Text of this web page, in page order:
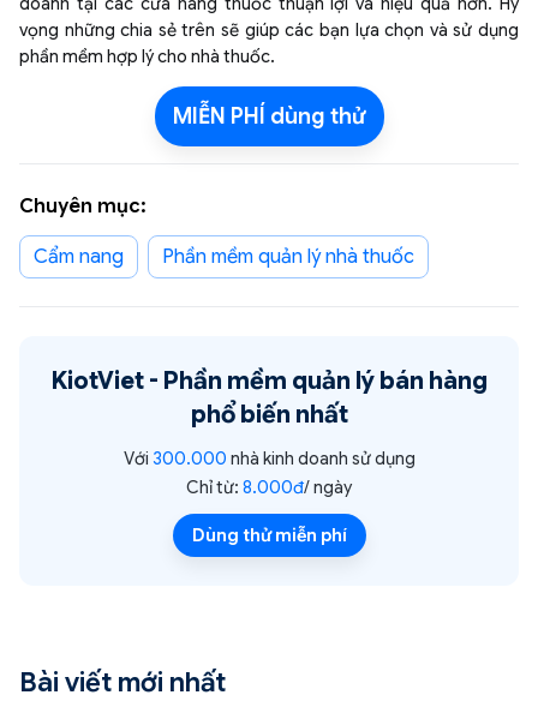
vọng những chia sẻ trên sẽ giúp các bạn lựa chọn và sử dụng
phần mềm hợp lý cho nhà thuốc.
MIỄN PHÍ dùng thử
Chuyên mục:
Cẩm nang phần mềm quản lý nhà thuốc
KiotViet - Phần mềm quản lý bán hàng
phổ biến nhất
Với 300.000 nhà kinh doanh sử dụng
Chỉ từ: 8.000đ/ ngày
Dùng thử miễn phí
Bài viết mới nhất